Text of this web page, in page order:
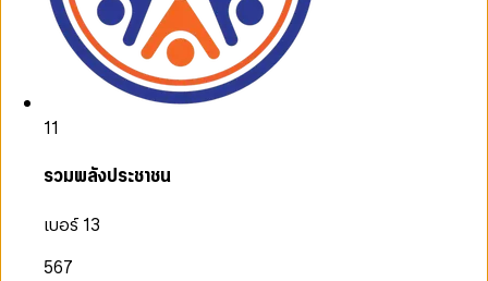
11
รวมพลังประชาชน
เบอร์ 13
567